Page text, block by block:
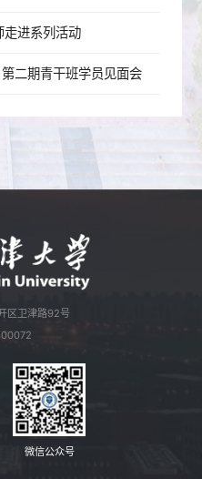
走进系列活动
二期青干班学员见面会
区卫津路92号
微信公众号